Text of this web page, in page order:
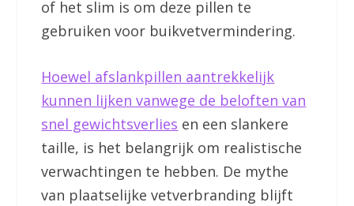
of het slim is om deze pillen te
gebruiken voor buikvetvermindering.
Hoewel afslankpillen aantrekkelijk
kunnen lijken vanwege de beloften van
snel gewichtsverlies en een slankere
taille, is het belangrijk om realistische
verwachtingen te hebben. De mythe
van plaatselijke vetverbranding blijft